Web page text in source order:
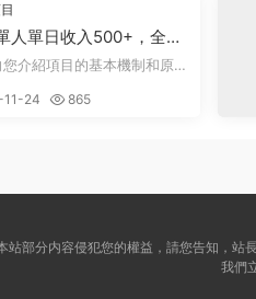
人單日收入500+，全網
賺米！适合所有人群簡
介紹項目的基本機制和原
前...
24 865
部分内容侵犯您的權益，請您告知，
我們